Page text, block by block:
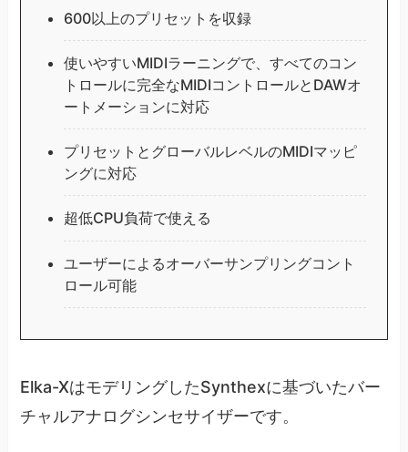
600以上のプリセットを収録
使いやすいMIDIラーニングで、すべてのコン
トロールに完全なMIDIコントロールとDAWオ
ートメーションに対応
プリセットとグローバルレベルのMIDIマッピ
ングに対応
超低CPU負荷で使える
ユーザーによるオーバーサンプリングコント
ロール可能
Elka-XはモデリングしたSynthexに基づいたバー
チャルアナログシンセサイザーです。